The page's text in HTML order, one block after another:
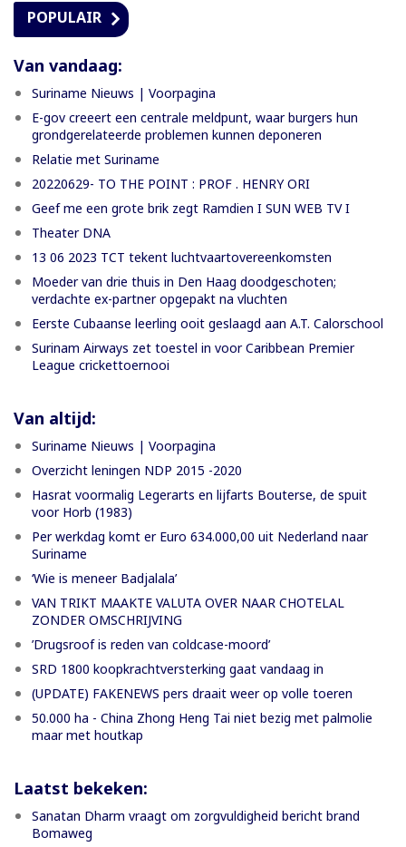
POPULAIR
Van vandaag:
Suriname Nieuws | Voorpagina
E-gov creeert een centrale meldpunt, waar burgers hun
grondgerelateerde problemen kunnen deponeren
Relatie met Suriname
20220629- TO THE POINT : PROF . HENRY ORI
Geef me een grote brik zegt Ramdien I SUN WEB TV I
Theater DNA
13 06 2023 TCT tekent luchtvaartovereenkomsten
Moeder van drie thuis in Den Haag doodgeschoten;
verdachte ex-partner opgepakt na vluchten
Eerste Cubaanse leerling ooit geslaagd aan A.T. Calorschool
Surinam Airways zet toestel in voor Caribbean Premier
League crickettoernooi
Van altijd:
Suriname Nieuws | Voorpagina
Overzicht leningen NDP 2015 -2020
Hasrat voormalig Legerarts en lijfarts Bouterse, de spuit
voor Horb (1983)
Per werkdag komt er Euro 634.000,00 uit Nederland naar
Suriname
‘Wie is meneer Badjalala’
VAN TRIKT MAAKTE VALUTA OVER NAAR CHOTELAL
ZONDER OMSCHRIJVING
’Drugsroof is reden van coldcase-moord’
SRD 1800 koopkrachtversterking gaat vandaag in
(UPDATE) FAKENEWS pers draait weer op volle toeren
50.000 ha - China Zhong Heng Tai niet bezig met palmolie
maar met houtkap
Laatst bekeken:
Sanatan Dharm vraagt om zorgvuldigheid bericht brand
Bomaweg